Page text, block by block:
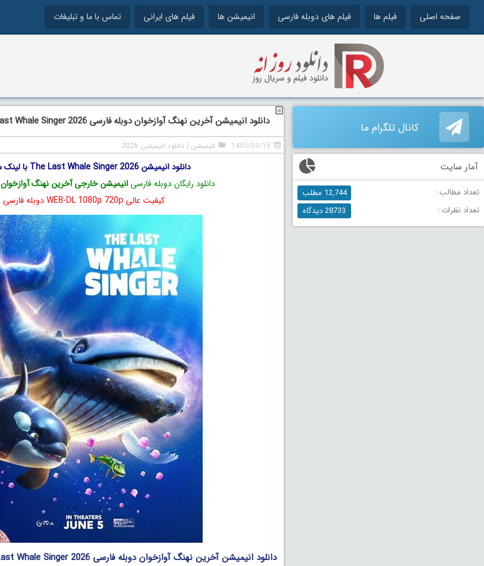
صفحه اصلی فیلم ها فیلم های دوبله فارسی انیمیشن ها فیلم های ایرانی تماس با ما و تبلیغات
دانلود انیمیشن آخرین نهنگ آوازخوان دوبله فارسی The Last Whale Singer 2026
1405/03/15 انیمیشن | دانلود انیمیشن 2026
دانلود انیمیشن The Last Whale Singer 2026 با لینک مستقیم
دانلود رایگان دوبله فارسیانیمیشن خارجی آخرین نهنگ آوازخوان
کیفیت عالی WEB-DL 1080p 720p دوبله فارسی
دانلود انیمیشن آخرین نهنگ آوازخوان دوبله فارسی The Last Whale Singer 2026
کانال تلگرام ما
آمار سایت
تعداد مطالب :
12,744 مطلب
تعداد نظرات :
28733 دیدگاه